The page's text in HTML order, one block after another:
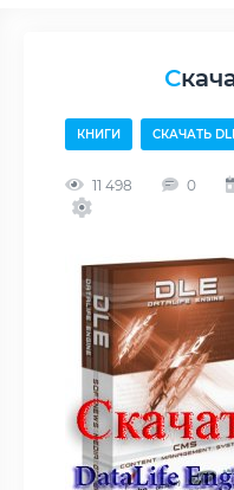
КНИГИ СКАЧАТЬ
11 498 0